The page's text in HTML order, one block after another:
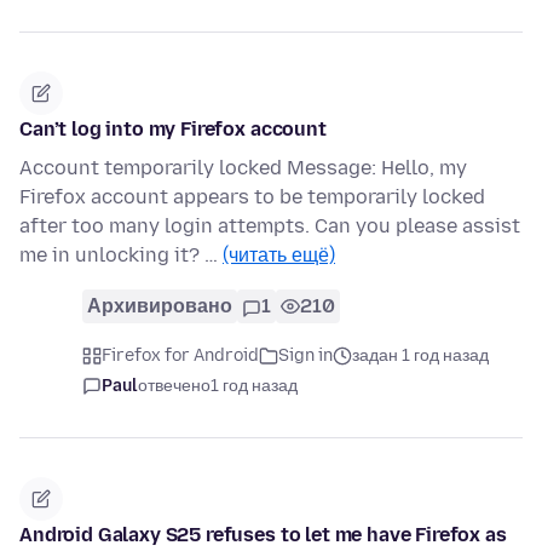
Can’t log into my Firefox account
Account temporarily locked Message: Hello, my
Firefox account appears to be temporarily locked
after too many login attempts. Can you please assist
me in unlocking it? … (читать ещё)
Архивировано 1 210
Firefox for Android Sign in
задан 1 год назад
Paulотвечено1 год назад
Android Galaxy S25 refuses to let me have Firefox as